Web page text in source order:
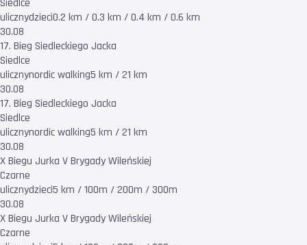
ulicznydzieci0.2 km / 0.3 km / 0.4 km / 0.6 km
30.08
17. Bieg Siedleckiego Jacka
Siedlce
ulicznynordic walking5 km / 21 km
30.08
17. Bieg Siedleckiego Jacka
Siedlce
ulicznynordic walking5 km / 21 km
30.08
X Biegu Jurka V Brygady Wileńskiej
Czarne
ulicznydzieci5 km / 100m / 200m / 300m
30.08
X Biegu Jurka V Brygady Wileńskiej
Czarne